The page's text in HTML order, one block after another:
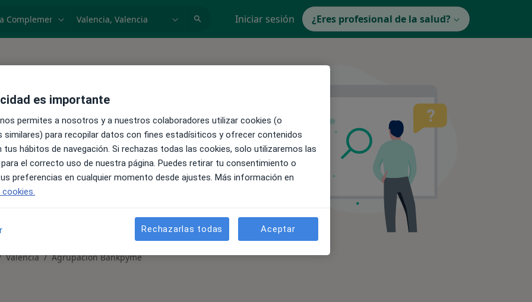
Iniciar sesión ¿Eres profesional de la salud?
complementario en
de ciudad
Valencia Agrupación Bankpyme
es importante
permites a nosotros y a nuestros colaboradores utilizar cookies (o
similares) para recopilar datos con fines estadísiticos y ofrecer contenidos
tus hábitos de navegación. Si rechazas todas las cookies, solo utilizaremos las
el correcto uso de nuestra página. Puedes retirar tu consentimiento o
preferencias en cualquier momento desde ajustes. Más información en
Rechazarlas todas Aceptar